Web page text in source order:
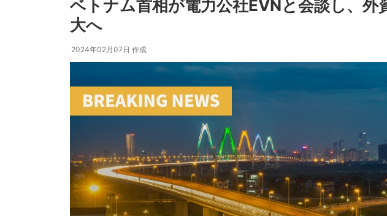
デジタル経済・IT
アパレル
加工食品
化学・素材
外
ベトナム進出
会社設立
外資規制
財務・会計
税制
補助金・助成金
ベトナム
ベ
ス
ベトナム首相が電力公社EVNと会談し、外
大へ
2024年02月07日 作成